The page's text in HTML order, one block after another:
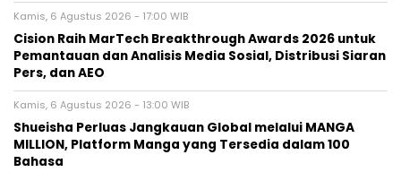
Kamis, 6 Agustus 2026 - 17:00 WIB
Cision Raih MarTech Breakthrough Awards 2026 untuk
Pemantauan dan Analisis Media Sosial, Distribusi Siaran
Pers, dan AEO
Kamis, 6 Agustus 2026 - 13:00 WIB
Shueisha Perluas Jangkauan Global melalui MANGA
MILLION, Platform Manga yang Tersedia dalam 100
Bahasa